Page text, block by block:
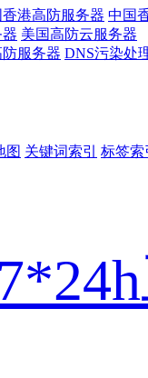
港高防服务器 中国
美国高防云服务器
服务器 DNS污染处
图 关键词索引 标签索